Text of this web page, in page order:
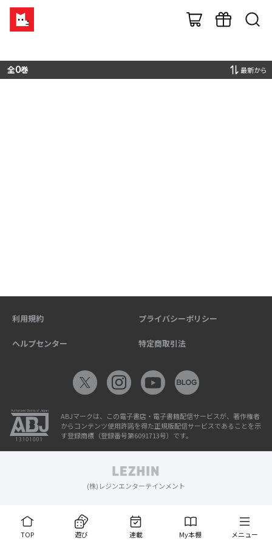
全0巻 最新から
TOP 遊び 連載 My本棚 メニュー
利用規約 プライバシーポリシー
ヘルプセンター 特定商取引法
ABJマークは、この電子書店・電子書籍配信サービスが、著作権者
からコンテンツ使用許諾を得た正規版配信サービスであることを示
す登録商標（登録番号第6091713号）です。
(株)レジンエンターテインメント